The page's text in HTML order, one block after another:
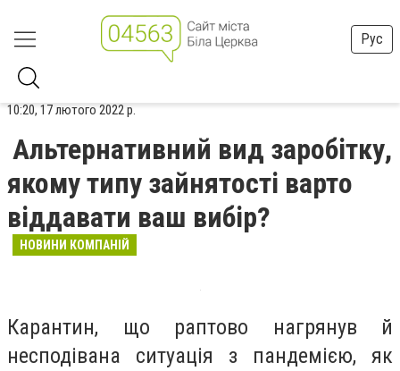
Рус
10:20, 17 лютого 2022 р.
Альтернативний вид заробітку,
якому типу зайнятості варто
віддавати ваш вибір?
НОВИНИ КОМПАНІЙ
Карантин, що раптово нагрянув й
несподівана ситуація з пандемією, як